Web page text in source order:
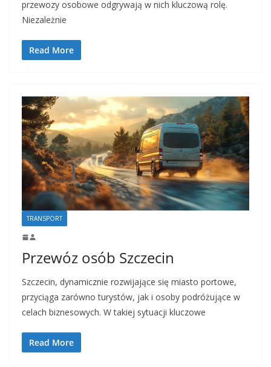
przewozy osobowe odgrywają w nich kluczową rolę.
Niezależnie
Read More
TRANSPORT
Przewóz osób Szczecin
Szczecin, dynamicznie rozwijające się miasto portowe,
przyciąga zarówno turystów, jak i osoby podróżujące w
celach biznesowych. W takiej sytuacji kluczowe
Read More